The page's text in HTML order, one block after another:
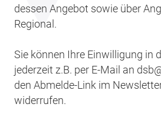
dessen Angebot sowie über
Regional.
Sie können Ihre Einwilligung in
jederzeit z.B. per E-Mail an
den Abmelde-Link im
widerrufen.